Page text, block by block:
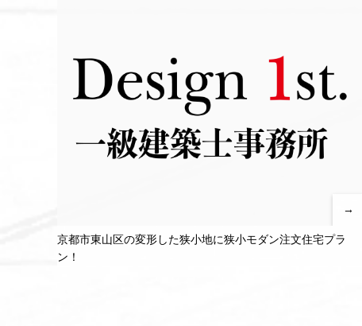
→
京都市東山区の変形した狭小地に狭小モダン注文住宅プラ
ン！